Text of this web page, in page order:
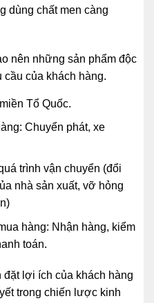
dùng chất men càng
nên những sản phẩm độc
cầu của khách hàng.
Tổ Quốc.
Chuyển phát, xe
trình vận chuyển (đổi
nhà sản xuất, vỡ hỏng
hàng: Nhận hàng, kiểm
toán.
đặt lợi ích của khách hàng
trong chiến lược kinh